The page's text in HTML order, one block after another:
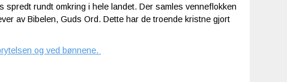
rundt omkring i hele landet. Der samles venneflokken
av Bibelen, Guds Ord. Dette har de troende kristne gjort
og ved bønnene.